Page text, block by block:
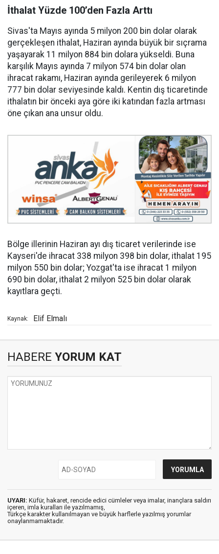
İthalat Yüzde 100’den Fazla Arttı
Sivas'ta Mayıs ayında 5 milyon 200 bin dolar olarak
gerçekleşen ithalat, Haziran ayında büyük bir sıçrama
yaşayarak 11 milyon 884 bin dolara yükseldi. Buna
karşılık Mayıs ayında 7 milyon 574 bin dolar olan
ihracat rakamı, Haziran ayında gerileyerek 6 milyon
777 bin dolar seviyesinde kaldı. Kentin dış ticaretinde
ithalatın bir önceki aya göre iki katından fazla artması
öne çıkan ana unsur oldu.
Bölge illerinin Haziran ayı dış ticaret verilerinde ise
Kayseri'de ihracat 338 milyon 398 bin dolar, ithalat 195
milyon 550 bin dolar; Yozgat'ta ise ihracat 1 milyon
690 bin dolar, ithalat 2 milyon 525 bin dolar olarak
kayıtlara geçti.
Kaynak: Elif Elmalı
HABERE YORUM KAT
UYARI: Küfür, hakaret, rencide edici cümleler veya imalar, inançlara saldırı
içeren, imla kuralları ile yazılmamış,
Türkçe karakter kullanılmayan ve büyük harflerle yazılmış yorumlar
onaylanmamaktadır.